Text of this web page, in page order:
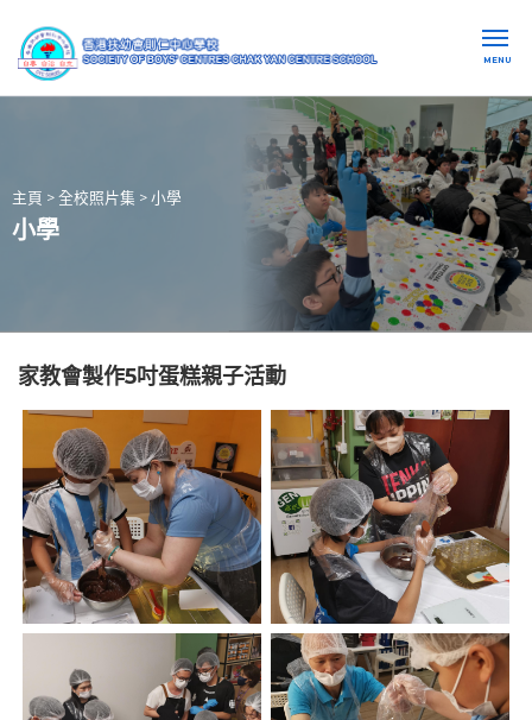
MENU
主頁 > 全校照片集 > 小學
小學
家教會製作5吋蛋糕親子活動